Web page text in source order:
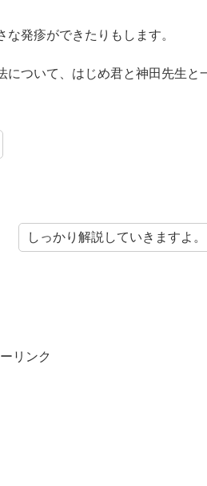
発疹ができたりもします。
ついて、はじめ君と神田先生と
しっかり解説していきますよ。
リンク